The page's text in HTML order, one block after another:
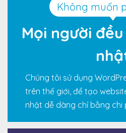
Không muốn
Mọi người
Chúng tôi sử dụng
trên thế giới, để tạo
nhật dễ dàng chỉ bằng chi